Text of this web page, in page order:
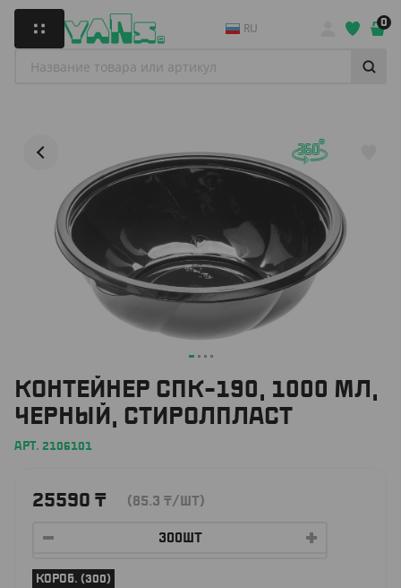
RU 0
КОНТЕЙНЕР СПК-190, 1000 МЛ,
ЧЕРНЫЙ, СТИРОЛПЛАСТ
АРТ. 2106101
25590 ₸ (85.3 ₸/ШТ)
КОРОБ. (300)